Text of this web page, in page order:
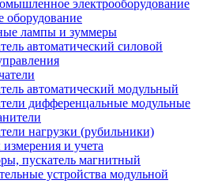
электрооборудование
оборудование
лампы и зуммеры
автоматический силовой
автоматический модульный
дифференцальные модульные
нагрузки (рубильники)
и учета
пускатель магнитный
устройства модульной